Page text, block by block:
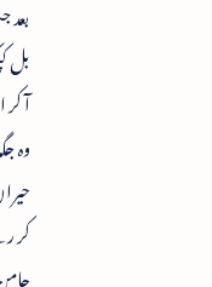
بل
آ
وہ
کر